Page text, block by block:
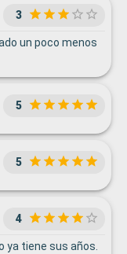
3
un poco menos
5
5
4
ya tiene sus años.